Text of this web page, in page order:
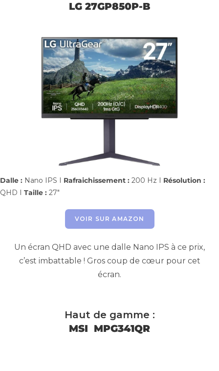
LG 27GP850P-B
Dalle : Nano IPS I Rafraichissement : 200 Hz I Résolution :
QHD I Taille : 27″
VOIR SUR AMAZON
Un écran QHD avec une dalle Nano IPS à ce prix,
c’est imbattable ! Gros coup de cœur pour cet
écran.
Haut de gamme :
MSI MPG341QR